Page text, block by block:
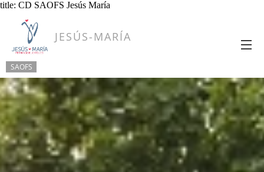
title: CD SAOFS Jesús María
JESÚS-MARÍA
SAOFS